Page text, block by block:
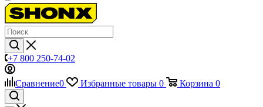
+7 800 250-74-02
Сравнение0 Избранные товары 0 Корзина 0